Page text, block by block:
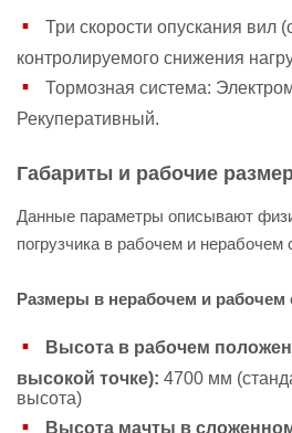
Три скорости опускания вил
контролируемого снижения
Тормозная система:
Рекуперативный.
Габариты и рабочие
Данные параметры описывают
погрузчика в рабочем и нерабочем
Размеры в нерабочем и рабочем
Высота в рабочем
высокой точке): 4700 мм
высота)
Высота мачты в